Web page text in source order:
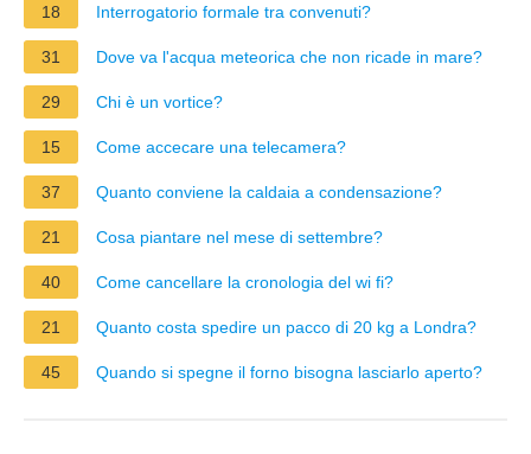
18 Interrogatorio formale tra convenuti?
31 Dove va l'acqua meteorica che non ricade in mare?
29 Chi è un vortice?
15 Come accecare una telecamera?
37 Quanto conviene la caldaia a condensazione?
21 Cosa piantare nel mese di settembre?
40 Come cancellare la cronologia del wi fi?
21 Quanto costa spedire un pacco di 20 kg a Londra?
45 Quando si spegne il forno bisogna lasciarlo aperto?